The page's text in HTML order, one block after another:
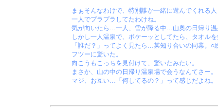
まぁそんなわけで、特別誰か一緒に遊んでくれる
一人でプラプラしてたわけね。
気が向いたら…一人、雪が降る中…山奥の日帰り温
しかし一人温泉で、ボケーッとしてたら、タオル
「誰だ？」ってよく見たら…某知り合いの同業。○
フツーに驚いた。
向こうもこっちを見付けて、驚いたみたい。
まさか、山の中の日帰り温泉場で会うなんてさー。
マジ、お互い…「何してるの？」って感じだよね。